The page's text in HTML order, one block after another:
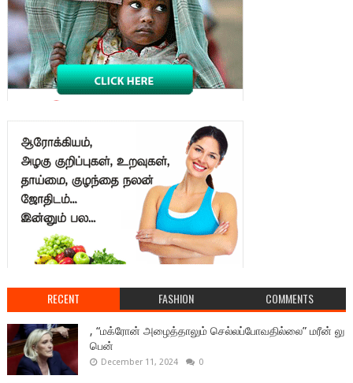
RECENT FASHION COMMENTS
, “மக்ரோன் அழைத்தாலும் செல்லப்போவதில்லை” மரீன் லு
பென்
December 11, 2024 0